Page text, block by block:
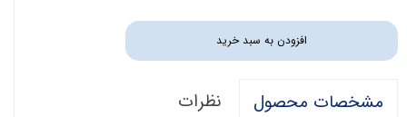
افزودن به سبد خرید
مشخصات محصول نظرات